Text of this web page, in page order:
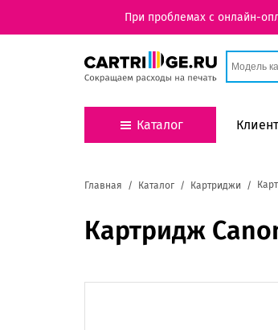
При проблемах с онлайн-
Каталог
Главная Каталог Картриджи
Картридж